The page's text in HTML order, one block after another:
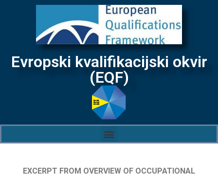
Evropski kvalifikacijski okvir
(EQF)
EXCERPT FROM OVERVIEW OF OCCUPATIONAL